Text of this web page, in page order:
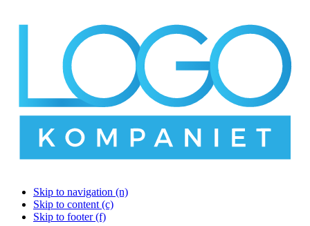
Skip to navigation (n)
Skip to content (c)
Skip to footer (f)